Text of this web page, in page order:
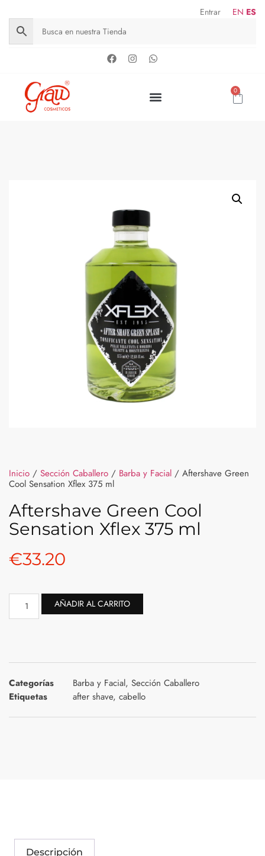
Entrar EN ES
0
Inicio / Sección Caballero / Barba y Facial / Aftershave Green
Cool Sensation Xflex 375 ml
Aftershave Green Cool
Sensation Xflex 375 ml
€33.20
AÑADIR AL CARRITO
Categorías Barba y Facial, Sección Caballero
Etiquetas
after shave, cabello
Descripción